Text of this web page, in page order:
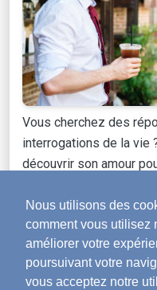
Nous utilisons des
comment vous utilisez
améliorer votre
poursuivant votre
vous acceptez notre
Vous cherchez des
interrogations de la vie
découvrir son amour
POUR EN SAVOIR PLUS